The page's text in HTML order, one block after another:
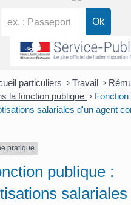
particuliers > Travail >
la fonction publique > Fonction
salariales d'un agent
pratique
publique :
salariales